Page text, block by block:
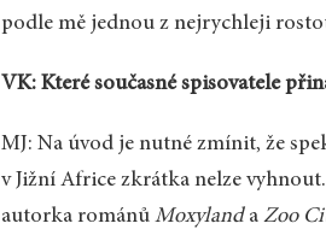
podle mě jednou z nejrychleji
VK: Které současné spisovatele
MJ: Na úvod je nutné zmínit, že
v Jižní Africe zkrátka nelze
autorka románůMoxylandaZoo